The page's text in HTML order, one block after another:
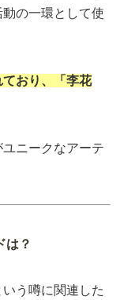
の一環として使
おり、「李花
ニークなアーテ
は？
う噂に関連した